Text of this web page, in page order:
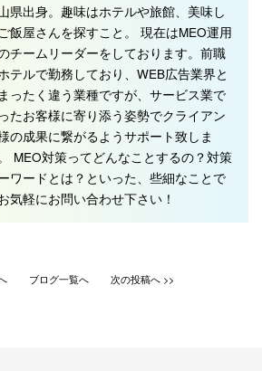
県出身。趣味はホテルや旅館、美味し
飯屋さんを探すこと。 現在はMEO運用
チームリーダーをしております。前職
テルで勤務しており、WEB広告業界と
ったく違う業種ですが、サービス業で
たお客様に寄り添う姿勢でクライアン
の成果に繋がるようサポート致しま
MEO対策ってどんなことするの？対策
ワードとは？といった、些細なことで
気軽にお問い合わせ下さい！
ブログ一覧へ 次の投稿へ